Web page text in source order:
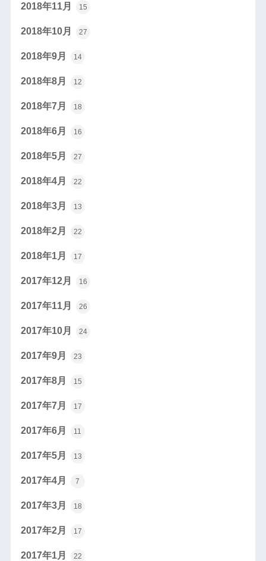
2018年11月 15
2018年10月 27
2018年9月 14
2018年8月 12
2018年7月 18
2018年6月 16
2018年5月 27
2018年4月 22
2018年3月 13
2018年2月 22
2018年1月 17
2017年12月 16
2017年11月 26
2017年10月 24
2017年9月 23
2017年8月 15
2017年7月 17
2017年6月 11
2017年5月 13
2017年4月 7
2017年3月 18
2017年2月 17
2017年1月 22